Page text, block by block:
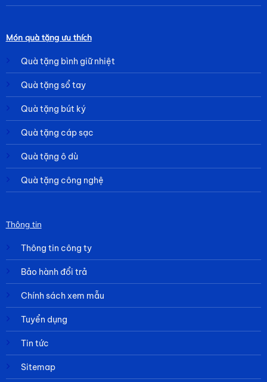
Món quà tặng ưu thích
Quà tặng bình giữ nhiệt
Quà tặng sổ tay
Quà tặng bút ký
Quà tặng cáp sạc
Quà tặng ô dù
Quà tặng công nghệ
Thông tin
Thông tin công ty
Bảo hành đổi trả
Chính sách xem mẫu
Tuyển dụng
Tin tức
Sitemap